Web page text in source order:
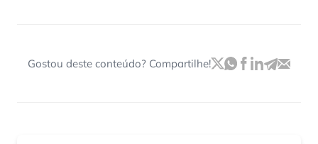
Gostou deste conteúdo? Compartilhe!